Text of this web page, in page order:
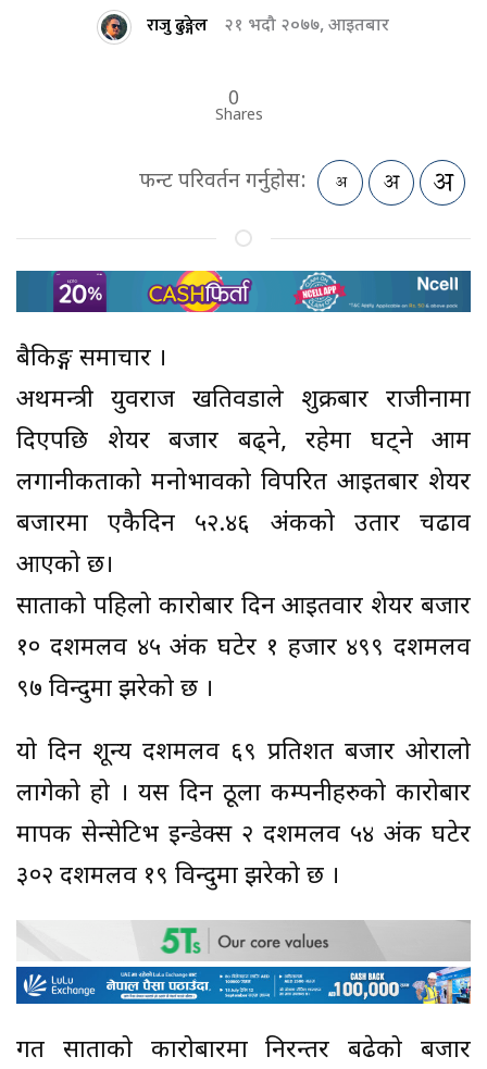
राजु ढुङ्गेल २१ भदौ २०७७, आइतबार
0
Shares
फन्ट परिवर्तन गर्नुहोस:
बैकिङ्ग समाचार ।
अर्थमन्त्री युवराज खतिवडाले शुक्रबार राजीनामा
दिएपछि शेयर बजार बढ्ने, रहेमा घट्ने आम
लगानीकर्ताको मनोभावको विपरित आइतबार शेयर
बजारमा एकैदिन ५२.४६ अंकको उतार चढाव
आएको छ।
साताको पहिलो कारोबार दिन आइतवार शेयर बजार
१० दशमलव ४५ अंक घटेर १ हजार ४९९ दशमलव
९७ विन्दुमा झरेको छ ।
यो दिन शून्य दशमलव ६९ प्रतिशत बजार ओरालो
लागेको हो । यस दिन ठूला कम्पनीहरुको कारोबार
मापक सेन्सेटिभ इन्डेक्स २ दशमलव ५४ अंक घटेर
३०२ दशमलव १९ विन्दुमा झरेको छ ।
गत साताको कारोबारमा निरन्तर बढेको बजार